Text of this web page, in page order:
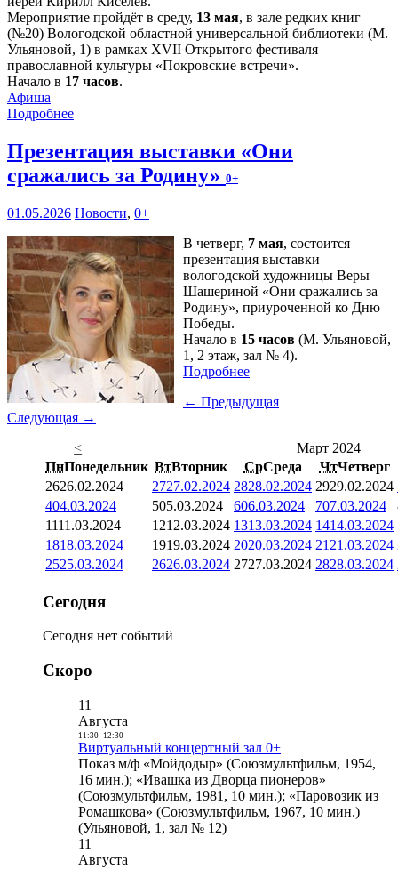
Мероприятие пройдёт в среду, 13 мая, в зале редких книг
(№20) Вологодской областной универсальной библиотеки (М.
Ульяновой, 1) в рамках XVII Открытого фестиваля
православной культуры «Покровские встречи».
Начало в 17 часов.
Афиша
Подробнее
Презентация выставки «Они
сражались за Родину» 0+
01.05.2026 Новости, 0+
В четверг, 7 мая, состоится
презентация выставки
вологодской художницы Веры
Шашериной «Они сражались за
Родину», приуроченной ко Дню
Победы.
Начало в 15 часов (М. Ульяновой,
1, 2 этаж, зал № 4).
Подробнее
← Предыдущая
Следующая →
<
Март 2024
ПнПонедельник ВтВторник СрСреда ЧтЧетверг
2626.02.2024 2727.02.2024 2828.02.2024 2929.02.2024
404.03.2024 505.03.2024 606.03.2024 707.03.2024
1111.03.2024 1212.03.2024 1313.03.2024 1414.03.2024
1818.03.2024 1919.03.2024 2020.03.2024 21 21.03.2024
2525.03.2024 2626.03.2024 2727.03.2024 2828.03.2024
Сегодня
Сегодня нет событий
Скоро
11
Августа
11:30- 12:30
Виртуальный концертный зал 0+
Показ м/ф «Мойдодыр» (Союзмультфильм, 1954,
16 мин.); «Ивашка из Дворца пионеров»
(Союзмультфильм, 1981, 10 мин.); «Паровозик из
Ромашкова» (Союзмультфильм, 1967, 10 мин.)
(Ульяновой, 1, зал № 12)
11
Августа